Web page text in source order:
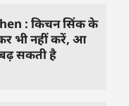
: किचन सिंक के
भी नहीं करें, आ
सकती है